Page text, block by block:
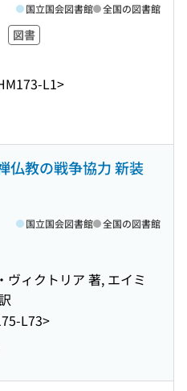
図書
L1>
国立国会図書館 全国の図書館
仏教の戦争協力 新装
ヴィクトリア 著, エイミ
L73>
国立国会図書館 全国の図書館